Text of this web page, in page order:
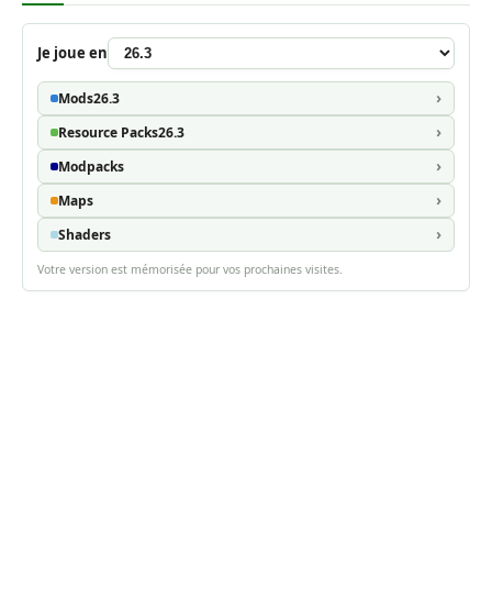
Je joue en
Mods26.3
Resource Packs26.3
Modpacks
Maps
Shaders
Votre version est mémorisée pour vos prochaines visites.